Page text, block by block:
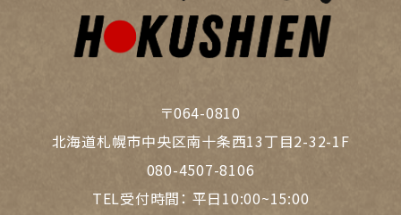
〒064-0810
北海道札幌市中央区南十条西13丁目2-32-1F
080-4507-8106
TEL受付時間： 平日10:00~15:00